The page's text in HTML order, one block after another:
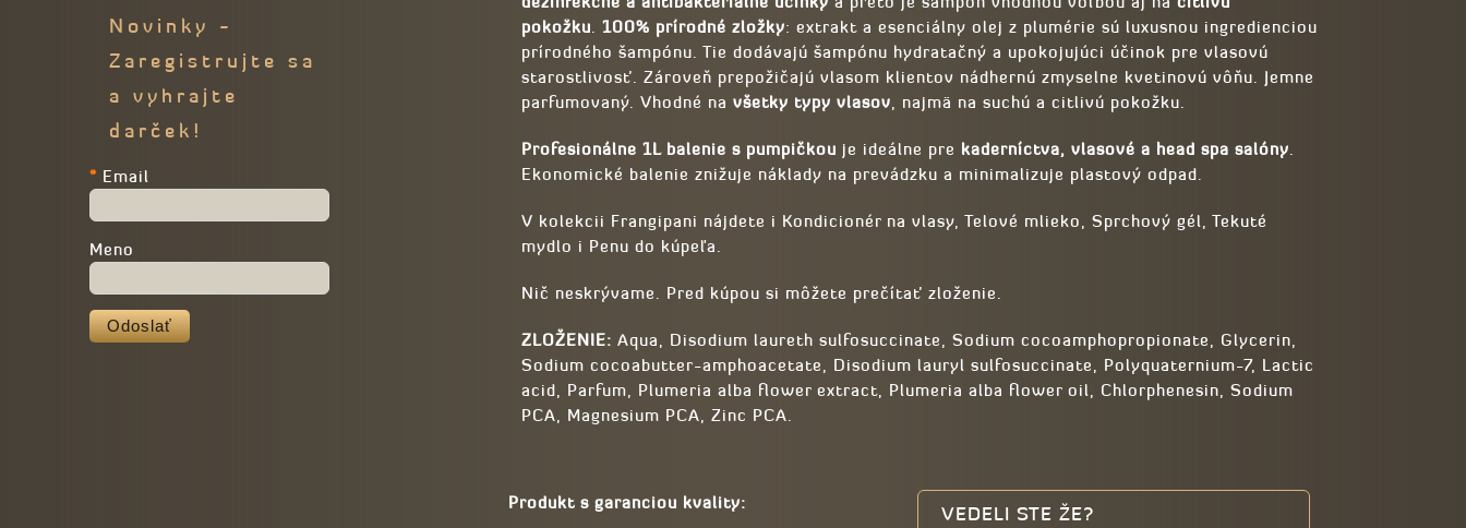
pokožku .100% prírodné zložky: extrakt a esenciálny olej z plumérie sú luxusnou ingredienciou
prírodného šampónu. Tie dodávajú šampónu hydratačný a upokojujúci účinok pre vlasovú
starostlivosť. Zároveň prepožičajú vlasom klientov nádhernú zmyselne kvetinovú vôňu. Jemne
parfumovaný. Vhodné navšetky typy vlasov , najmä na suchú a citlivú pokožku.
Profesionálne 1L balenie s pumpičkou je ideálne pre kaderníctva, vlasové a head spa salóny
Ekonomické balenie znižuje náklady na prevádzku a minimalizuje plastový odpad.
V kolekcii Frangipani nájdete i Kondicionér na vlasy, Telové mlieko, Sprchový gél, Tekuté
mydlo i Penu do kúpeľa.
Nič neskrývame. Pred kúpou si môžete prečítať zloženie.
ZLOŽENIE: Aqua, Disodium laureth sulfosuccinate, Sodium cocoamphopropionate, Glycerin,
Sodium cocoabutter-amphoacetate, Disodium lauryl sulfosuccinate, Polyquaternium-7, Lactic
acid, Parfum, Plumeria alba flower extract, Plumeria alba flower oil, Chlorphenesin, Sodium
PCA, Magnesium PCA, Zinc PCA.
Produkt s garanciou kvality: VEDELI STE ŽE?
Novinky -
Zaregistrujte sa
a vyhrajte
darček!
* Email
Meno
Odoslať